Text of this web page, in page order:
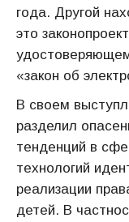
года. Другой
это
«закон об
В своем
разделил
тенденций в
технологий
реализации
детей. В